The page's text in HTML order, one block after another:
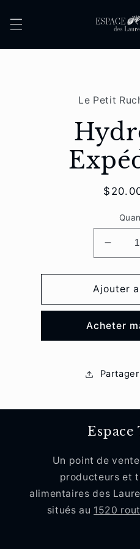
au
Le Petit
Prix
la
de
Ajouter
Acheter
Un point de
producteurs et
alimentaires des
situés au 1520